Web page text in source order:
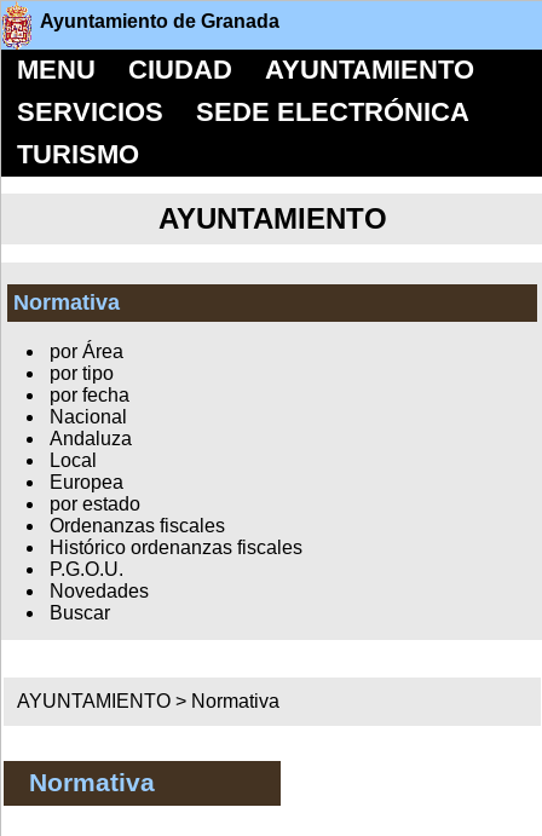
Ayuntamiento de Granada
MENU CIUDAD
AYUNTAMIENTO
SERVICIOS
SEDE ELECTRÓNICA
TURISMO
AYUNTAMIENTO
Normativa
por Área
por tipo
por fecha
Nacional
Andaluza
Local
Europea
por estado
Ordenanzas fiscales
Histórico ordenanzas fiscales
P.G.O.U.
Novedades
Buscar
AYUNTAMIENTO > Normativa
Normativa